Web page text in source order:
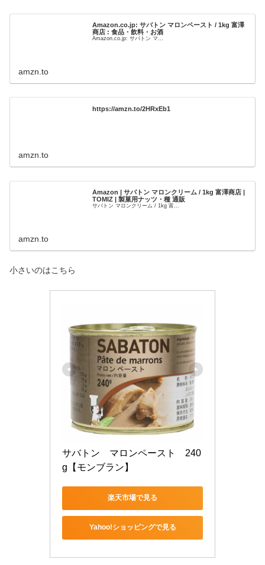
Amazon.co.jp: サバトン マロンペースト / 1kg 富澤
商店 : 食品・飲料・お酒
Amazon.co.jp: サバトン マ...
amzn.to
https://amzn.to/2HRxEb1
amzn.to
Amazon | サバトン マロンクリーム / 1kg 富澤商店 |
TOMIZ | 製菓用ナッツ・種 通販
サバトン マロンクリーム / 1kg 富...
amzn.to
小さいのはこちら
サバトン　マロンペースト　240
g【モンブラン】
楽天市場で見る
Yahoo!ショッピングで見る